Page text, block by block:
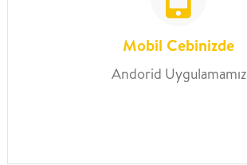
Mobil Cebinizde
Andorid Uygulamamız